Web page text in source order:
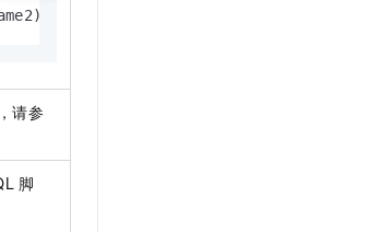
as select col1, col2 from
请参
脚